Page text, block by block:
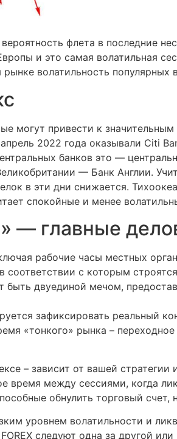
флета в последние
и это самая волатильная
волатильность популярных
могут привести к
2022 года оказывали Citi
банков это —
— Банк Англии.
в эти дни снижается.
спокойные и менее
— главные
рабочие часы местных
соответствии с которым
быть двуединой мечом,
зафиксировать реальный
«тонкого» рынка –
– зависит от вашей
время между сессиями, когда
обнулить торговый
уровнем волатильности и
следуют одна за другой